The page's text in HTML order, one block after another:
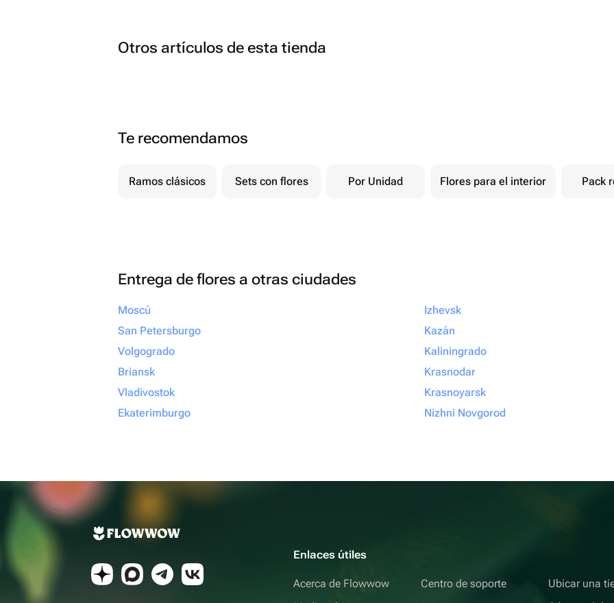
Otros artículos de esta tienda
Te recomendamos
Ramos clásicos Sets con flores Por Unidad Flores para el interior Pack
Entrega de flores a otras ciudades
Moscú
San Petersburgo
Volgogrado
Briansk
Vladivostok
Ekaterimburgo
Izhevsk
Kazán
Kaliningrado
Krasnodar
Krasnoyarsk
Nizhni Novgorod
Enlaces útiles
Acerca de Flowwow
Centro de soporte
Ubicar una